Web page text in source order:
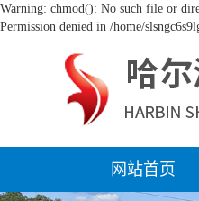
Warning: chmod(): No such file or
Permission denied in /home/
网站首页